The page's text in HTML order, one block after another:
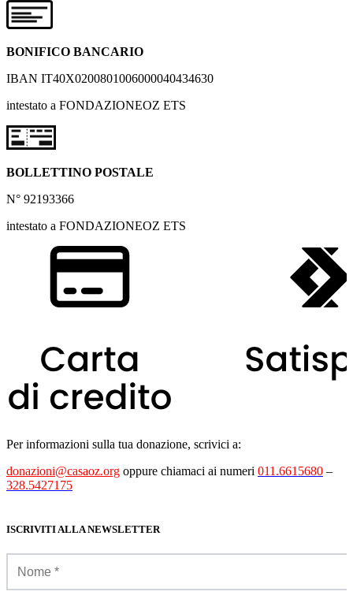
BONIFICO BANCARIO
IBAN IT40X0200801006000040434630
intestato a FONDAZIONEOZ ETS
BOLLETTINO POSTALE
N° 92193366
intestato a FONDAZIONEOZ ETS
Per informazioni sulla tua donazione, scrivici a:
donazioni@casaoz.org oppure chiamaci ai numeri 011.6615680 –
328.5427175
ISCRIVITI ALLA NEWSLETTER